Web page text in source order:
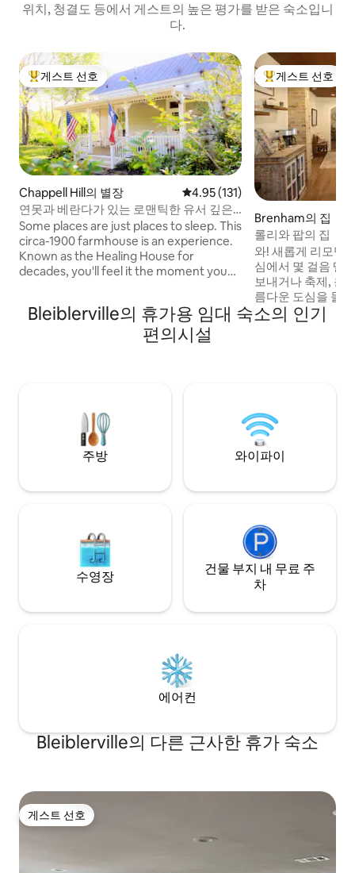
위치, 청결도 등에서 게스트의 높은 평가를 받은 숙소입니
다.
상위 게스트 선호
게스트 선호
Chappell Hill의 별장 평점 4.95점(5점 만점), 후기 131
4.95 (131)
연못과 베란다가 있는 로맨틱한 유서 깊은
전원주택
Some places are just places to sleep. This
circa-1900 farmhouse is an experience.
Known as the Healing House for
decades, you'll feel it the moment you
the porch above a pond as birds
serenade at sunrise, deer prance at
dusk, and fireflies light the night. Inside,
상위 게스트 선호
게스트 선호
Brenham의 집
롤리와 팝의 집
와! 새롭게 리모델
심에서 몇 걸음 떨
보내거나 축제, 운
름다운 도심을 둘
소는 현대적인 편
의 느낌을 제공합니다. 침실 2개,
반려동물 동반은
Bleiblerville의 휴가용 임대 숙소의 인기
편의시설
주방 와이파이
수영장
건물 부지 내 무료 주
차
에어컨
Bleiblerville의 다른 근사한 휴가 숙소
게스트 선호
게스트 선호